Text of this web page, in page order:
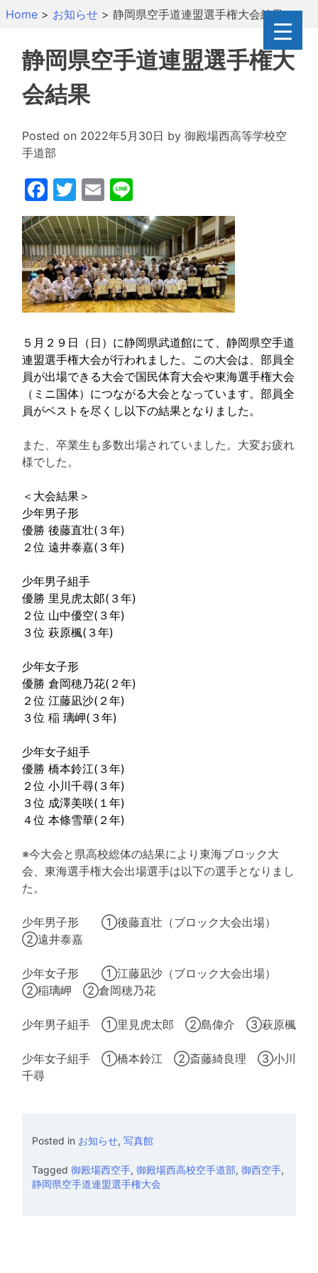
SkipHome > お知らせ > 静岡県空手道連盟選手権大会結果
静岡県空手道連盟選手権大
会結果
Posted on 2022年5月30日 by 御殿場西高等学校空
手道部
Facebook
Twitter
Email
５月２９日（日）に静岡県武道館にて、静岡県空手道
連盟選手権大会が行われました。この大会は、部員全
員が出場できる大会で国民体育大会や東海選手権大会
（ミニ国体）につながる大会となっています。部員全
員がベストを尽くし以下の結果となりました。
また、卒業生も多数出場されていました。大変お疲れ
様でした。
＜大会結果＞
少年男子形
優勝 後藤直壮(３年)
２位 遠井泰嘉(３年)
少年男子組手
優勝 里見虎太郞(３年)
２位 山中優空(３年)
３位 萩原楓(３年)
少年女子形
優勝 倉岡穂乃花(２年)
２位 江藤凪沙(２年)
３位 稲 璃岬(３年)
少年女子組手
優勝 橋本鈴江(３年)
２位 小川千尋(３年)
３位 成澤美咲(１年)
４位 本條雪華(２年)
※今大会と県高校総体の結果により東海ブロック大
会、東海選手権大会出場選手は以下の選手となりまし
た。
少年男子形 ①後藤直壮（ブロック大会出場）
②遠井泰嘉
少年女子形 ①江藤凪沙（ブロック大会出場）
②稲璃岬 ②倉岡穂乃花
少年男子組手 ①里見虎太郎 ②島偉介 ③萩原楓
少年女子組手 ①橋本鈴江 ②斎藤綺良理 ③小川
千尋
Posted in お知らせ, 写真館
Tagged 御殿場西空手, 御殿場西高校空手道部, 御西空手,
静岡県空手道連盟選手権大会